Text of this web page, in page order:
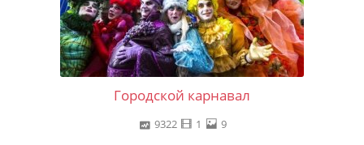
Городской карнавал
9322 1 9